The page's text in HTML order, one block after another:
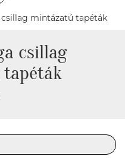
mintázatú tapéták
csillag